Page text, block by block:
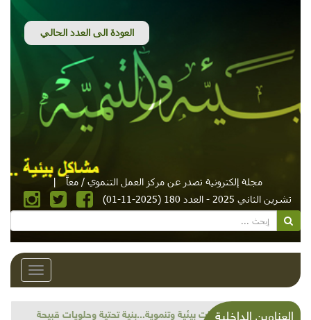
مجلة إلكترونية تصدر عن مركز العمل التنموي / معاً
|
تشرين الثاني 2025 - العدد 180 (2025-11-01)
Toggle
شذرات بيئية وتنموية...بنية تحتية وحلويات قبيحة